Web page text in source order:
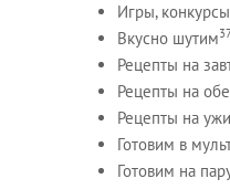
Игры, конкурсы
Вкусно шутим
Рецепты на
Рецепты на
Рецепты на
Готовим в
Готовим на